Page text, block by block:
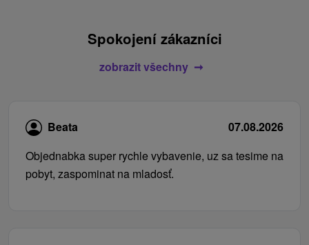
Spokojení zákazníci
zobrazit všechny
Beata
07.08.2026
Objednabka super rychle vybavenie, uz sa tesime na
pobyt, zaspominat na mladosť.